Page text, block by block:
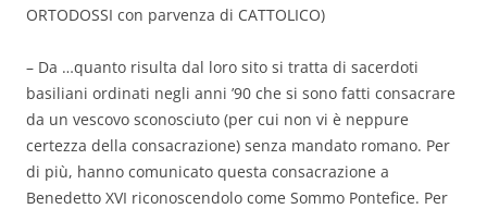
ORTODOSSI con parvenza di CATTOLICO)
– Da …quanto risulta dal loro sito si tratta di sacerdoti
basiliani ordinati negli anni ’90 che si sono fatti consacrare
da un vescovo sconosciuto (per cui non vi è neppure
certezza della consacrazione) senza mandato romano. Per
di più, hanno comunicato questa consacrazione a
Benedetto XVI riconoscendolo come Sommo Pontefice. Per